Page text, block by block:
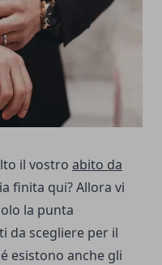
il vostro abito da
finita qui? Allora vi
la punta
da scegliere per il
esistono anche gli